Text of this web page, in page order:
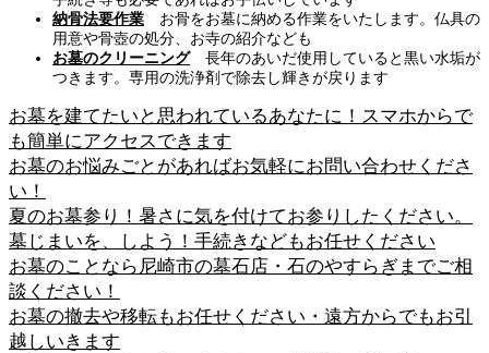
納骨法要作業 お骨をお墓に納める作業をいたします。仏具の
用意や骨壺の処分、お寺の紹介なども
お墓のクリーニング長年のあいだ使用していると黒い水垢が
つきます。専用の洗浄剤で除去し輝きが戻ります
お墓を建てたいと思われているあなたに！スマホからで
も簡単にアクセスできます
お墓のお悩みごとがあればお気軽にお問い合わせくださ
い！
夏のお墓参り！暑さに気を付けてお参りしたください。
墓じまいを、しよう！手続きなどもお任せください
お墓のことなら尼崎市の墓石店・石のやすらぎまでご相
談ください！
お墓の撤去や移転もお任せください・遠方からでもお引
越しいきます